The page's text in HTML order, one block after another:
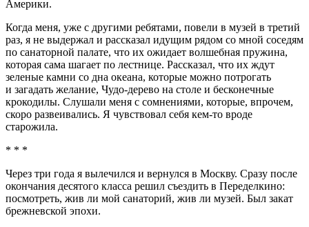
Америки.
Когда меня, уже с другими ребятами, повели в музей в третий
раз, я не выдержал и рассказал идущим рядом со мной соседям
по санаторной палате, что их ожидает волшебная пружина,
которая сама шагает по лестнице. Рассказал, что их ждут
зеленые камни со дна океана, которые можно потрогать
и загадать желание, Чудо-дерево на столе и бесконечные
крокодилы. Слушали меня с сомнениями, которые, впрочем,
скоро развеивались. Я чувствовал себя кем-то вроде
старожила.
* * *
Через три года я вылечился и вернулся в Москву. Сразу после
окончания десятого класса решил съездить в Переделкино:
посмотреть, жив ли мой санаторий, жив ли музей. Был закат
брежневской эпохи.